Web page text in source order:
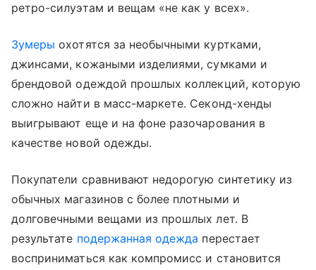
ретро-силуэтам и вещам «не как у всех».
Зумеры охотятся за необычными куртками,
джинсами, кожаными изделиями, сумками и
брендовой одеждой прошлых коллекций, которую
сложно найти в масс-маркете. Секонд-хенды
выигрывают еще и на фоне разочарования в
качестве новой одежды.
Покупатели сравнивают недорогую синтетику из
обычных магазинов с более плотными и
долговечными вещами из прошлых лет. В
результате подержанная одежда перестает
восприниматься как компромисс и становится